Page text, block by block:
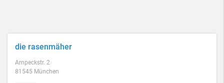
die rasenmäher
Arnpeckstr. 2
81545 München